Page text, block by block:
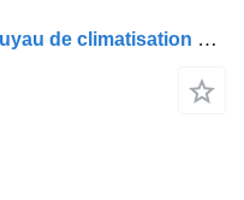
Flexible de climatisation DAF tuyau de climatisation 2125240 pour camion